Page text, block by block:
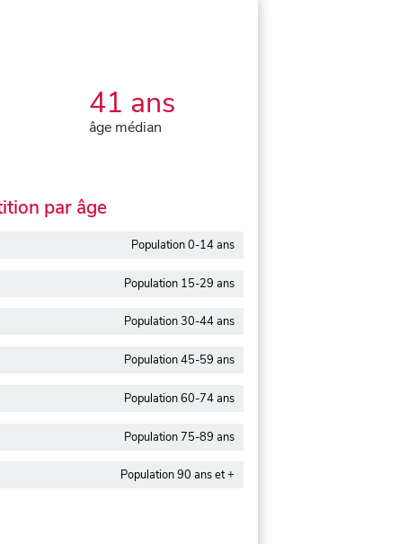
41 ans
âge médian
par âge
Population 0-14 ans
Population 15-29 ans
Population 30-44 ans
Population 45-59 ans
Population 60-74 ans
Population 75-89 ans
Population 90 ans et +